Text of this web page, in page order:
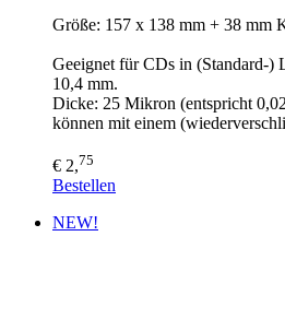
Größe: 157 x 138 mm + 38 mm
Geeignet für CDs in (Standard-)
10,4 mm.
Dicke: 25 Mikron (entspricht
können mit einem
€ 2,75
Bestellen
NEW!